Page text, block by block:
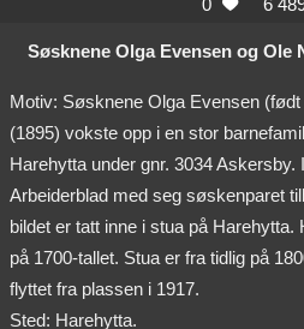
0  6
Søsknene Olga Evensen og Ole
Motiv: Søsknene Olga Evensen
(1895) vokste opp i en stor
Harehytta under gnr. 3034 Askersby.
Arbeiderblad med seg søskenparet
bildet er tatt inne i stua på
på 1700-tallet. Stua er fra tidlig på
flyttet fra plassen i 1917.
Sted: Harehytta.